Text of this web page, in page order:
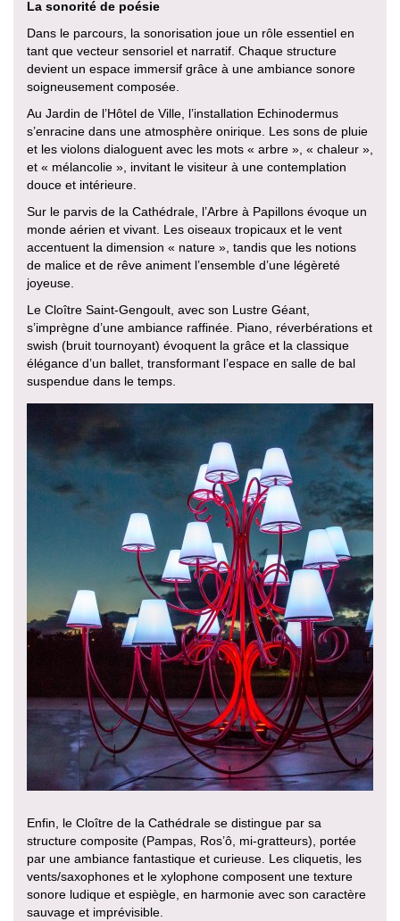
La sonorité de poésie
Dans le parcours, la sonorisation joue un rôle essentiel en
tant que vecteur sensoriel et narratif. Chaque structure
devient un espace immersif grâce à une ambiance sonore
soigneusement composée.
Au Jardin de l’Hôtel de Ville, l’installation Echinodermus
s’enracine dans une atmosphère onirique. Les sons de pluie
et les violons dialoguent avec les mots « arbre », « chaleur »,
et « mélancolie », invitant le visiteur à une contemplation
douce et intérieure.
Sur le parvis de la Cathédrale, l’Arbre à Papillons évoque un
monde aérien et vivant. Les oiseaux tropicaux et le vent
accentuent la dimension « nature », tandis que les notions
de malice et de rêve animent l’ensemble d’une légèreté
joyeuse.
Le Cloître Saint-Gengoult, avec son Lustre Géant,
s’imprègne d’une ambiance raffinée. Piano, réverbérations et
swish (bruit tournoyant) évoquent la grâce et la classique
élégance d’un ballet, transformant l’espace en salle de bal
suspendue dans le temps.
Enfin, le Cloître de la Cathédrale se distingue par sa
structure composite (Pampas, Ros’ô, mi-gratteurs), portée
par une ambiance fantastique et curieuse. Les cliquetis, les
vents/saxophones et le xylophone composent une texture
sonore ludique et espiègle, en harmonie avec son caractère
sauvage et imprévisible.